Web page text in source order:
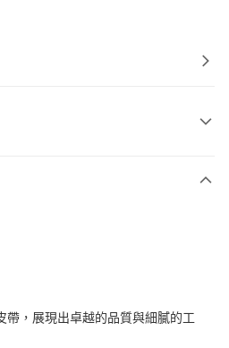
帶，展現出卓越的品質與細膩的工